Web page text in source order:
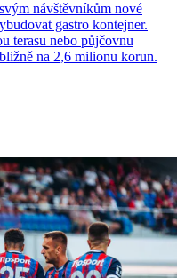
návštěvníkům nové
gastro kontejner.
terasu nebo půjčovnu
na 2,6 milionu korun.